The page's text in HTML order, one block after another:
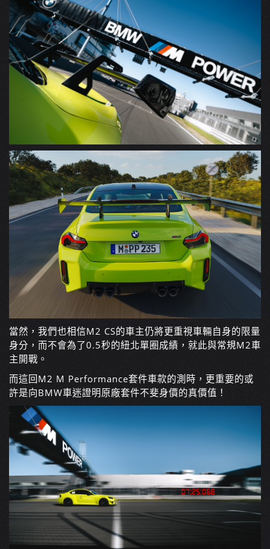
當然，我們也相信M2 CS的車主仍將更重視車輛自身的限量
身分，而不會為了0.5秒的紐北單圈成績，就此與常規M2車
主開戰。
而這回M2 M Performance套件車款的測時，更重要的或
許是向BMW車迷證明原廠套件不斐身價的真價值！